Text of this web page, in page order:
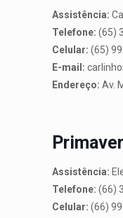
Assistência:
Telefone: (65)
Celular: (65)
E-mail:
Endereço: Av.
Assistência:
Telefone: (66)
Celular: (66)